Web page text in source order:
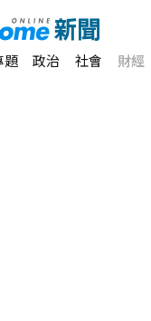
題 政治 社會 財經